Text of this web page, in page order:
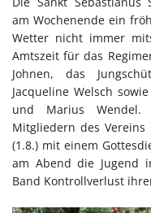
am Wochenende ein
Wetter nicht immer
Amtszeit für das
Johnen, das
Jacqueline Welsch
und Marius
Mitgliedern des
(1.8.) mit einem
am Abend die Jugend
Band Kontrollverlust